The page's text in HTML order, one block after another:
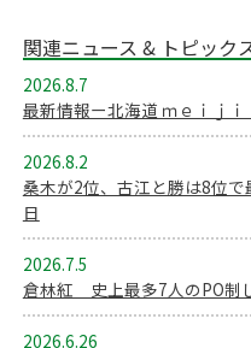
関連ニュース & トピック
2026.8.7
最新情報ー北海道 ｍｅｉｊ
2026.8.2
桑木が2位、古江と勝は8位
日
2026.7.5
倉林紅 史上最多7人のPO制
2026.6.26